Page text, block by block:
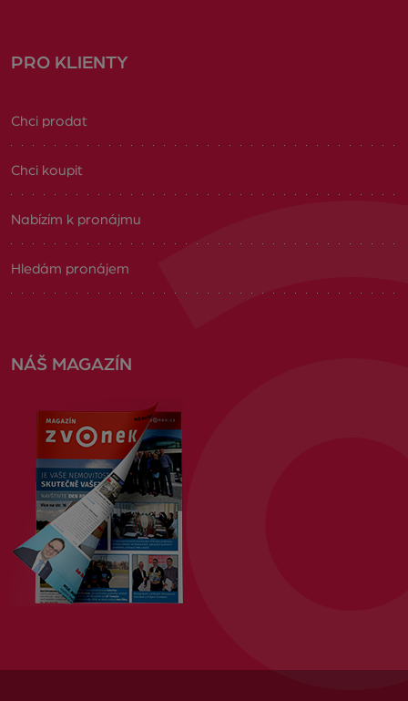
PRO KLIENTY
Chci prodat
Chci koupit
Nabízím k pronájmu
Hledám pronájem
NÁŠ MAGAZÍN